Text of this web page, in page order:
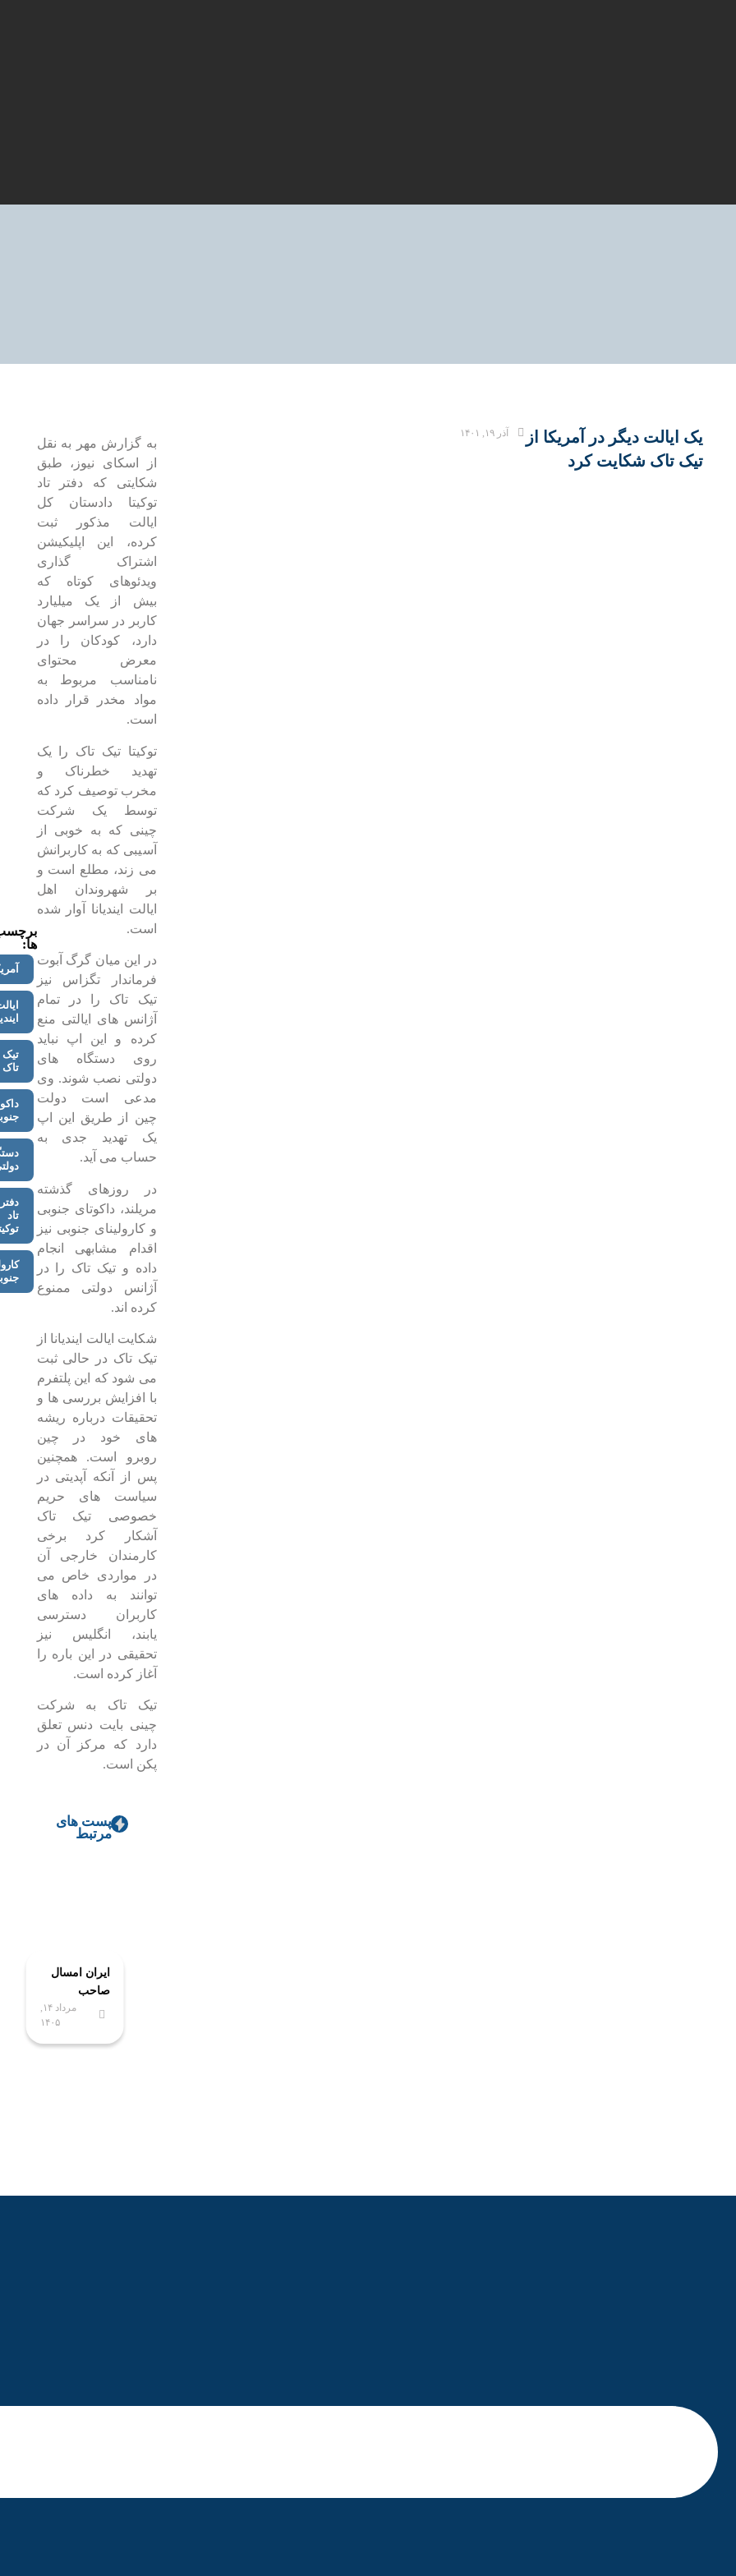
یک ایالت دیگر در آمریکا از
تیک تاک شکایت کرد
آذر ۱۹, ۱۴۰۱
پست های
مرتبط
ایران امسال
صاحب
پیشرفته‌ترین
ملی
مرداد ۱۴,
۱۴۰۵
به گزارش مهر به نقل
از اسکای نیوز، طبق
شکایتی که دفتر تاد
توکیتا دادستان کل
ایالت مذکور ثبت
کرده، این اپلیکیشن
اشتراک گذاری
ویدئوهای کوتاه که
بیش از یک میلیارد
کاربر در سراسر جهان
دارد، کودکان را در
معرض محتوای
نامناسب مربوط به
مواد مخدر قرار داده
است.
توکیتا تیک تاک را یک
تهدید خطرناک و
مخرب توصیف کرد که
توسط یک شرکت
چینی که به خوبی از
آسیبی که به کاربرانش
می زند، مطلع است و
بر شهروندان اهل
ایالت ایندیانا آوار شده
است.
در این میان گرگ آبوت
فرماندار تگزاس نیز
تیک تاک را در تمام
آژانس های ایالتی منع
کرده و این اپ نباید
روی دستگاه های
دولتی نصب شوند. وی
مدعی است دولت
چین از طریق این اپ
یک تهدید جدی به
حساب می آید.
در روزهای گذشته
مریلند، داکوتای جنوبی
و کارولینای جنوبی نیز
اقدام مشابهی انجام
داده و تیک تاک را در
آژانس دولتی ممنوع
کرده اند.
شکایت ایالت ایندیانا از
تیک تاک در حالی ثبت
می شود که این پلتفرم
با افزایش بررسی ها و
تحقیقات درباره ریشه
های خود در چین
روبرو است. همچنین
پس از آنکه آپدیتی در
سیاست های حریم
خصوصی تیک تاک
آشکار کرد برخی
کارمندان خارجی آن
در مواردی خاص می
توانند به داده های
کاربران دسترسی
یابند، انگلیس نیز
تحقیقی در این باره را
آغاز کرده است.
تیک تاک به شرکت
چینی بایت دنس تعلق
دارد که مرکز آن در
پکن است.
ها:
تیک
تاک
دفتر
تاد